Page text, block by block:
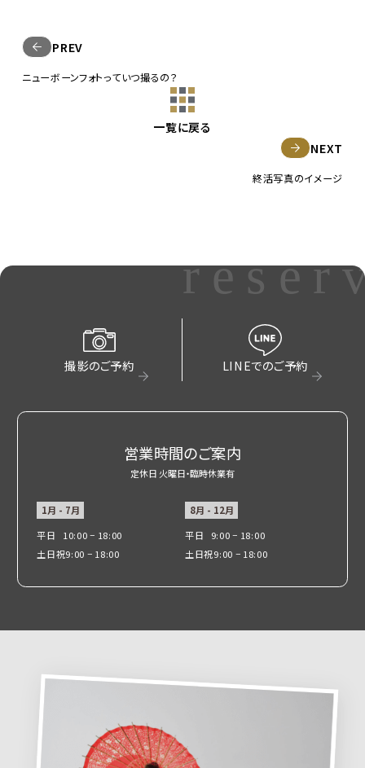
PREV
ニューボーンフォトっていつ撮るの？
一覧に戻る
NEXT
終活写真のイメージ
撮影のご予約 LINEでのご予約
営業時間のご案内
定休日 火曜日・臨時休業有
1月 - 7月
平日
10:00 − 18:00
土日祝9:00 − 18:00
8月 - 12月
平日
9:00 − 18:00
土日祝9:00 − 18:00